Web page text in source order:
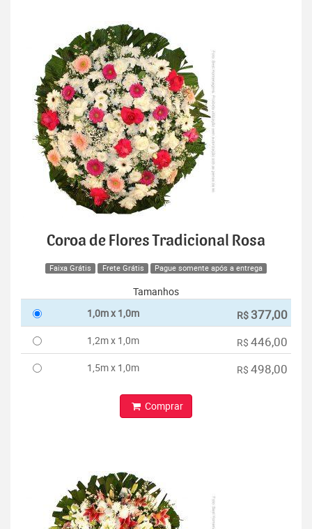
Coroa de Flores Tradicional Rosa
Faixa Grátis Frete Grátis Pague somente após a entrega
Tamanhos
1,0m x 1,0m
R$ 377,00
1,2m x 1,0m R$ 446,00
1,5m x 1,0m R$ 498,00
Comprar